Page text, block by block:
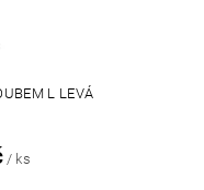
L LEVÁ
/ ks